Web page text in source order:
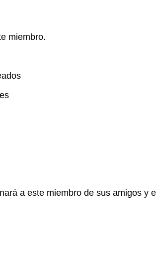
miembro.
a este miembro de sus amigos